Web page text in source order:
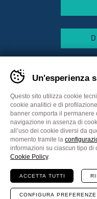
Sitemap
Un'esperienza
Questo sito utilizza cookie
cookie analitici e di
banner comporta il
navigazione in assenza di
all’uso dei cookie diversi da
momento tramite la
informazioni su ciascun tipo di
Cookie Policy.
ACCETTA TUTTI
CONFIGURA PREFERENZE